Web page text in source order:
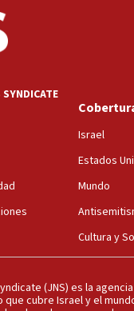
Israel
Estados
Mundo
Cultura y
(JNS) es la
cubre Israel y el